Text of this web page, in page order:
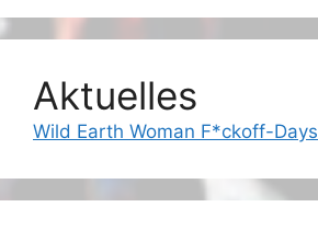
Aktuelles
Wild Earth Woman F*ckoff-Days